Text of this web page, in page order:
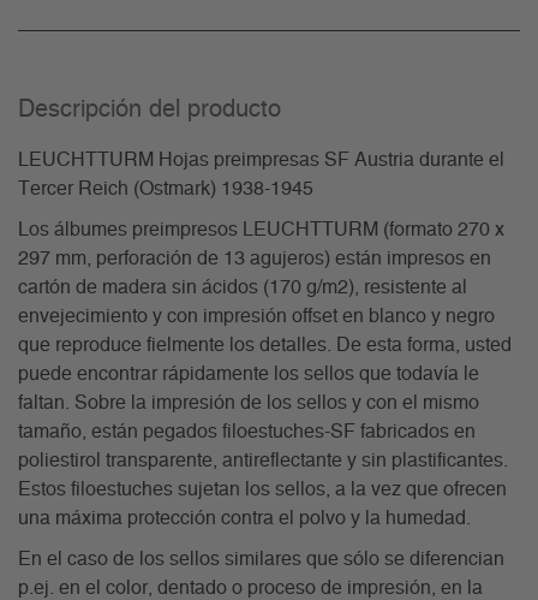
Descripción del producto
LEUCHTTURM Hojas preimpresas SF Austria durante el
Tercer Reich (Ostmark) 1938-1945
Los álbumes preimpresos LEUCHTTURM (formato 270 x
297 mm, perforación de 13 agujeros) están impresos en
cartón de madera sin ácidos (170 g/m2), resistente al
envejecimiento y con impresión offset en blanco y negro
que reproduce fielmente los detalles. De esta forma, usted
puede encontrar rápidamente los sellos que todavía le
faltan. Sobre la impresión de los sellos y con el mismo
tamaño, están pegados filoestuches-SF fabricados en
poliestirol transparente, antireflectante y sin plastificantes.
Estos filoestuches sujetan los sellos, a la vez que ofrecen
una máxima protección contra el polvo y la humedad.
En el caso de los sellos similares que sólo se diferencian
p.ej. en el color, dentado o proceso de impresión, en la